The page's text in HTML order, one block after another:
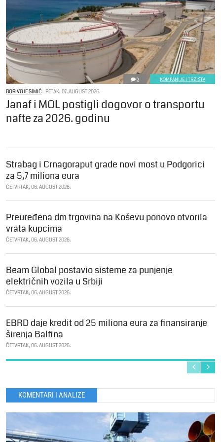
0 KOMPANIJE I TRŽIŠTA
BORIVOJE SIMIĆ PETAK, 07. AUGUST 2026.
Janaf i MOL postigli dogovor o transportu
nafte za 2026. godinu
Strabag i Crnagoraput grade novi most u Podgorici
za 5,7 miliona eura
ČETVRTAK, 06. AUGUST 2026.
Preuređena dm trgovina na Koševu ponovo otvorila
vrata kupcima
ČETVRTAK, 06. AUGUST 2026.
Beam Global postavio sisteme za punjenje
električnih vozila u Srbiji
ČETVRTAK, 06. AUGUST 2026.
EBRD daje kredit od 25 miliona eura za finansiranje
širenja Balfina
ČETVRTAK, 06. AUGUST 2026.
KOMENTARI I ANALIZE